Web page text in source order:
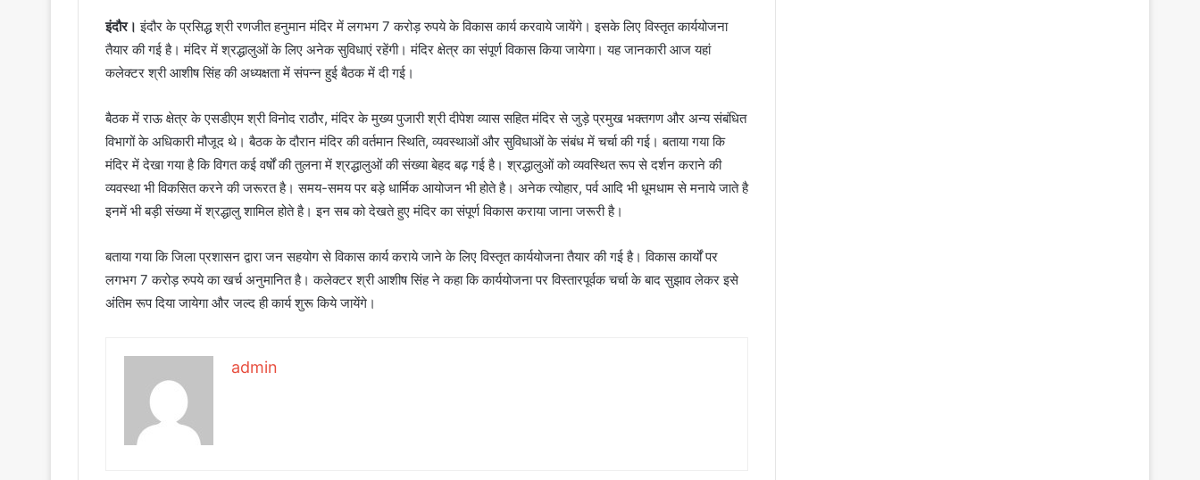
इंदौर। इंदौर के प्रसिद्ध श्री रणजीत हनुमान मंदिर में लगभग 7 करोड़ रुपये के विकास कार्य करवाये जायेंगे। इसके लिए विस्तृत कार्ययोजना
तैयार की गई है। मंदिर में श्रद्धालुओं के लिए अनेक सुविधाएं रहेंगी। मंदिर क्षेत्र का संपूर्ण विकास किया जायेगा। यह जानकारी आज यहां
कलेक्टर श्री आशीष सिंह की अध्यक्षता में संपन्न हुई बैठक में दी गई।
बैठक में राऊ क्षेत्र के एसडीएम श्री विनोद राठौर, मंदिर के मुख्य पुजारी श्री दीपेश व्यास सहित मंदिर से जुड़े प्रमुख भक्तगण और अन्य संबंधित
विभागों के अधिकारी मौजूद थे। बैठक के दौरान मंदिर की वर्तमान स्थिति, व्यवस्थाओं और सुविधाओं के संबंध में चर्चा की गई। बताया गया कि
मंदिर में देखा गया है कि विगत कई वर्षों की तुलना में श्रद्धालुओं की संख्या बेहद बढ़ गई है। श्रद्धालुओं को व्यवस्थित रूप से दर्शन कराने की
व्यवस्था भी विकसित करने की जरूरत है। समय-समय पर बड़े धार्मिक आयोजन भी होते है। अनेक त्योहार, पर्व आदि भी धूमधाम से मनाये जाते है
इनमें भी बड़ी संख्या में श्रद्धालु शामिल होते है। इन सब को देखते हुए मंदिर का संपूर्ण विकास कराया जाना जरूरी है।
बताया गया कि जिला प्रशासन द्वारा जन सहयोग से विकास कार्य कराये जाने के लिए विस्तृत कार्ययोजना तैयार की गई है। विकास कार्यों पर
लगभग 7 करोड़ रुपये का खर्च अनुमानित है। कलेक्टर श्री आशीष सिंह ने कहा कि कार्ययोजना पर विस्तारपूर्वक चर्चा के बाद सुझाव लेकर इसे
अंतिम रूप दिया जायेगा और जल्द ही कार्य शुरू किये जायेंगे।
admin